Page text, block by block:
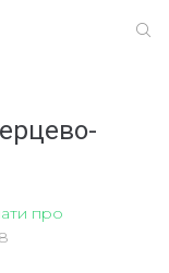
про